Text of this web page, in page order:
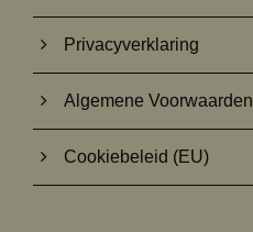
Privacyverklaring
Algemene Voorwaarden
Cookiebeleid (EU)